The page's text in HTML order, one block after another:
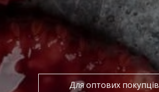
Для оптових покупців